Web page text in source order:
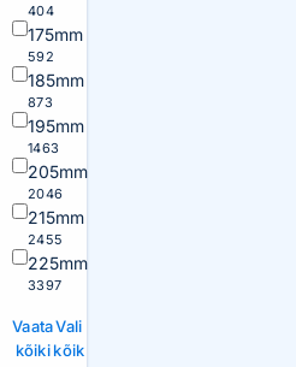
404
175mm
592
185mm
873
195mm
1463
205mm
2046
215mm
2455
225mm
3397
Vaata
kõiki
Vali
kõik